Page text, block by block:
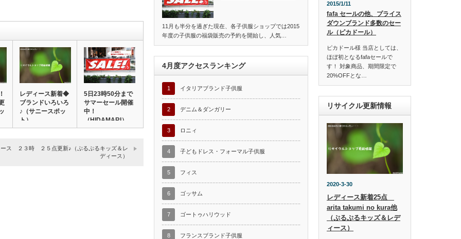
レディース新着◆
ブランドいろいろ
♪（サニースポッ
ト）
5日23時50分まで
サマーセール開催
中！
（HIDAMARI）
ース ２３時 ２５点更新♪（ぷるぷるキッズ＆レ
ディース）
11月も半分を過ぎた現在、各子供服ショップでは2015
年度の子供服の福袋販売の予約を開始し、人気…
4月度アクセスランキング
1 イタリアブランド子供服
2 デニム＆ダンガリー
3 ロニィ
4 子どもドレス・フォーマル子供服
5 フィス
6 ゴッサム
7 ゴートゥハリウッド
8 フランスブランド子供服
2015/1/11
fafa セールの他、プライス
ダウンブランド多数のセー
ル（ピカドール）
ピカドール様 当店としては、
ほぼ初となるfafaセールで
す！ 対象商品、期間限定で
20%OFFとな…
リサイクル更新情報
2020-3-30
レディース新着25点
arita takumi no kura他
（ぷるぷるキッズ＆レデ
ィース）